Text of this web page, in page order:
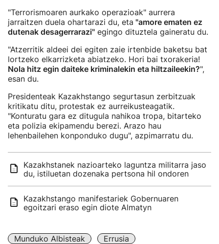
"Terrorismoaren aurkako operazioak" aurrera
jarraitzen duela ohartarazi du, eta "amore ematen ez
dutenak desagerrarazi" egingo dituztela gaineratu du.
"Atzerritik aldeei dei egiten zaie irtenbide baketsu bat
lortzeko elkarrizketa abiatzeko. Hori bai txorakeria!
Nola hitz egin daiteke kriminalekin eta hiltzaileekin?",
esan du.
Presidenteak Kazakhstango segurtasun zerbitzuak
kritikatu ditu, protestak ez aurreikusteagatik.
"Konturatu gara ez ditugula nahikoa tropa, bitarteko
eta polizia ekipamendu berezi. Arazo hau
lehenbailehen konponduko dugu", azpimarratu du.
Kazakhstanek nazioarteko laguntza militarra jaso
du, istiluetan dozenaka pertsona hil ondoren
Kazakhstango manifestariek Gobernuaren
egoitzari eraso egin diote Almatyn
Munduko Albisteak
Errusia